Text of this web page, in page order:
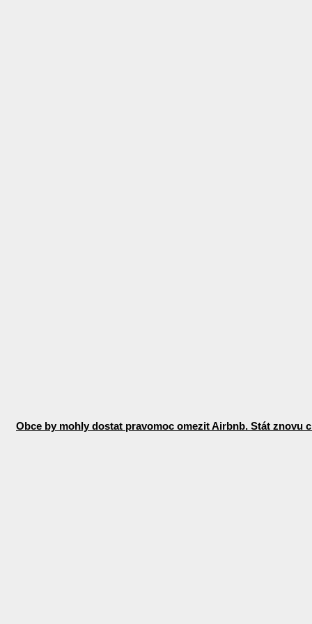
Obce by mohly dostat pravomoc omezit Airbnb. Stát znovu